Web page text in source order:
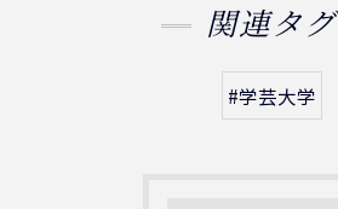
関連タグ
#学芸大学